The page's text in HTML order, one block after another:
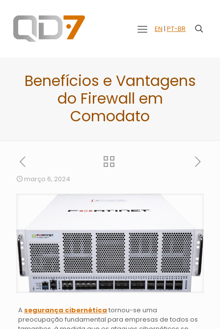
EN | PT-BR
Benefícios e Vantagens
do Firewall em
Comodato
março 6, 2024
A segurança cibernética tornou-se uma
preocupação fundamental para empresas de todos os